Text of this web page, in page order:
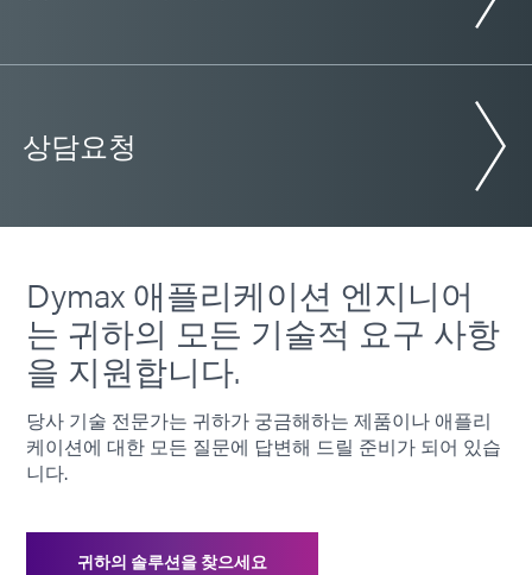
제 또는 2차 열 경화를 사용하여 몇 초 이내에 경화됩니다.
이 제품은 뛰어난 유연성을 갖추고 있으며 고온 및 습기에
강합니다.
6-621
UV/가시광선, 열 또는 사전 도포된 활성제로 경화되는 금
속 본딩 접착제. 가시광선은 많은 UV 차단 및 컬러 플라스
틱과 유리를 통과할 수 있습니다. 적용 분야로는 코일 와인
딩, 포팅, 금속-유리 본딩이 있습니다.
Americas
Asia
상담요청
Dymax 애플리케이션 엔지니어
는 귀하의 모든 기술적 요구 사항
을 지원합니다.
당사 기술 전문가는 귀하가 궁금해하는 제품이나 애플리
케이션에 대한 모든 질문에 답변해 드릴 준비가 되어 있습
니다.
귀하의 솔루션을 찾으세요